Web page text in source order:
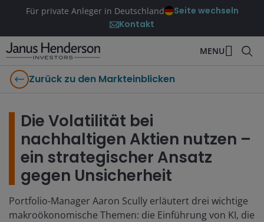
Für private Anleger in Deutschland
Seite wechseln
Kontakt
MENU
Zurück zu den Markteinblicken
Die Volatilität bei
nachhaltigen Aktien nutzen –
ein strategischer Ansatz
gegen Unsicherheit
Portfolio-Manager Aaron Scully erläutert drei wichtige
makroökonomische Themen: die Einführung von KI, die